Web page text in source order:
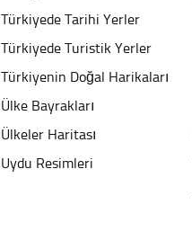
Türkiyede Tarihi Yerler
Türkiyede Turistik Yerler
Türkiyenin Doğal Harikaları
Ülke Bayrakları
Ülkeler Haritası
Uydu Resimleri